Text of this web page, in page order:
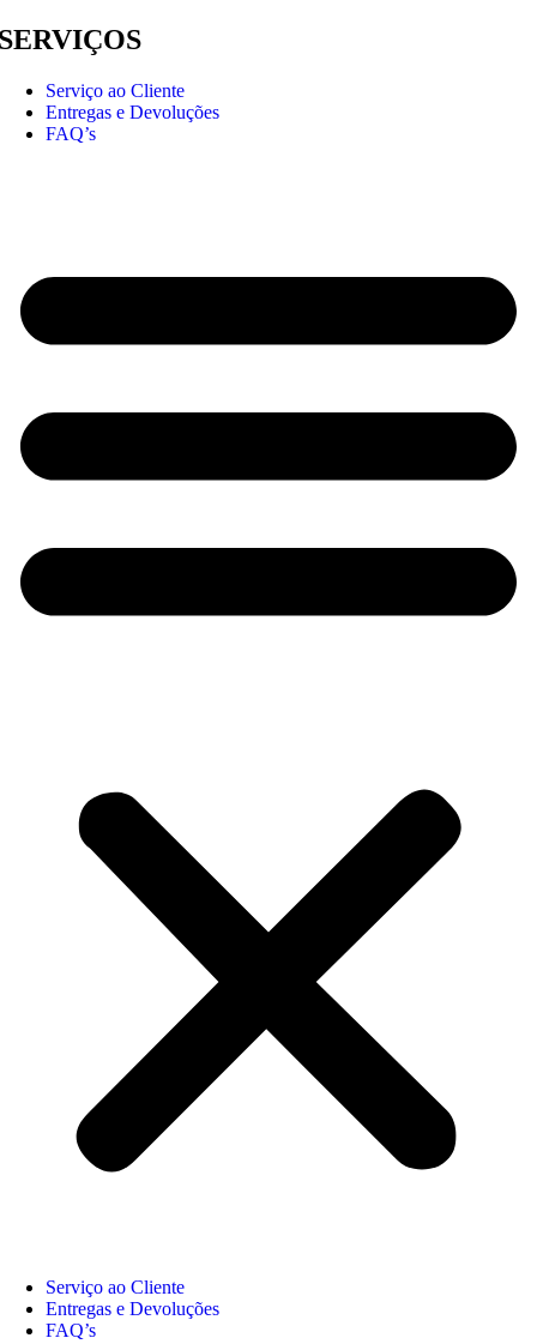
Serviço ao Cliente
Entregas e Devoluções
FAQ’s
Serviço ao Cliente
Entregas e Devoluções
FAQ’s